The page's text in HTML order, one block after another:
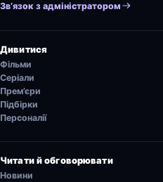
Зв’язок з адміністратором
Дивитися
Фільми
Серіали
Прем’єри
Підбірки
Персоналії
Читати й обговорювати
Новини